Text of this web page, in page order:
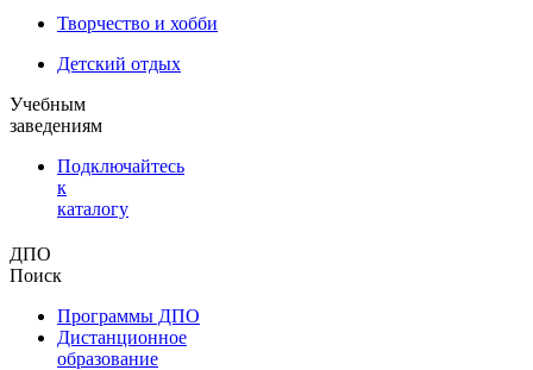
Творчество и хобби
Детский отдых
Учебным
заведениям
Подключайтесь
к
каталогу
ДПО
Поиск
Программы ДПО
Дистанционное
образование